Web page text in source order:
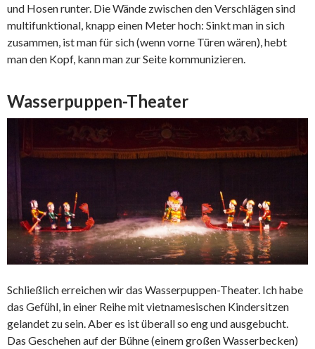
und Hosen runter. Die Wände zwischen den Verschlägen sind
multifunktional, knapp einen Meter hoch: Sinkt man in sich
zusammen, ist man für sich (wenn vorne Türen wären), hebt
man den Kopf, kann man zur Seite kommunizieren.
Wasserpuppen-Theater
Schließlich erreichen wir das Wasserpuppen-Theater. Ich habe
das Gefühl, in einer Reihe mit vietnamesischen Kindersitzen
gelandet zu sein. Aber es ist überall so eng und ausgebucht.
Das Geschehen auf der Bühne (einem großen Wasserbecken)